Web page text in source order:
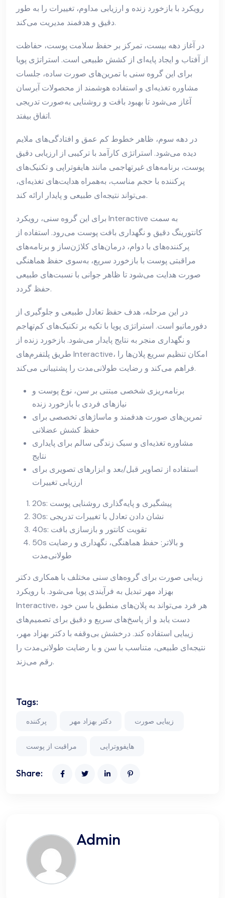
رویکرد با بازخورد زنده و ارزیابی مداوم، تغییرات را به طور
دقیق و هدفمند مدیریت می‌کند.
در آغاز دهه بیست، تمرکز بر حفظ سلامت پوست، حفاظت
از آفتاب و ایجاد پایه‌ای از کشش طبیعی است. استراتژی پویا
برای این گروه سنی با تمرین‌های صورت ساده، جلسات
مشاوره تغذیه‌ای و استفاده هوشمند از محصولات آبرسان
آغاز می‌شود تا بهبود بافت و روشنایی به‌صورت تدریجی
اتفاق بیفتد.
در دهه سوم، ظاهر خطوط کم عمق و افتادگی‌های ملایم
دیده می‌شود. استراتژی کارآمد با ترکیبی از ارزیابی دقیق
پوست، برنامه‌های غیرتهاجمی مانند هایفوتراپی و تکنیک‌های
پرکننده با حجم مناسب، به‌همراه هدایت‌های تغذیه‌ای،
می‌تواند نتیجه‌ای طبیعی و پایدار ارائه کند.
برای این گروه سنی، رویکرد Interactive به سمت
کانتورینگ دقیق و نگهداری بافت پوست می‌رود. استفاده از
پرکننده‌های با دوام، درمان‌های کلاژن‌ساز و برنامه‌های
مراقبتی پوست با بازخورد سریع، به‌سوی حفظ هماهنگی
صورت هدایت می‌شود تا ظاهر جوانی با نسبت‌های طبیعی
حفظ گردد.
در این مرحله، هدف حفظ تعادل طبیعی و جلوگیری از
دفورماتیو است. استراتژی پویا با تکیه بر تکنیک‌های کم‌تهاجم
و نگهداری منجر به نتایج پایدار می‌شود. بازخورد زنده از
طریق پلتفرم‌های Interactive، امکان تنظیم سریع پلان‌ها را
فراهم می‌کند و رضایت طولانی‌مدت را پشتیبانی می‌کند.
برنامه‌ریزی شخصی مبتنی بر سن، نوع پوست و
نیازهای فردی با بازخورد زنده
تمرین‌های صورت هدفمند و ماساژهای تخصصی برای
حفظ کشش عضلانی
مشاوره تغذیه‌ای و سبک زندگی سالم برای پایداری
نتایج
استفاده از تصاویر قبل/بعد و ابزارهای تصویری برای
ارزیابی تغییرات
20s: پیشگیری و پایه‌گذاری روشنایی پوست
30s: نشان دادن تعادل با تغییرات تدریجی
40s: تقویت کانتور و بازسازی بافت
50s و بالاتر: حفظ هماهنگی، نگهداری و رضایت
طولانی‌مدت
زیبایی صورت برای گروه‌های سنی مختلف با همکاری دکتر
بهزاد مهر تبدیل به فرآیندی پویا می‌شود. با رویکرد
Interactive، هر فرد می‌تواند به پلان‌های منطبق با سن خود
دست یابد و از پاسخ‌های سریع و دقیق برای تصمیم‌های
زیبایی استفاده کند. درخشش بی‌وقفه با دکتر بهزاد مهر،
نتیجه‌ای طبیعی، متناسب با سن و با رضایت طولانی‌مدت را
رقم می‌زند.
Tags:
پرکننده دکتر بهزاد مهر زیبایی صورت
مراقبت از پوست هایفووتراپی
Share:
Admin